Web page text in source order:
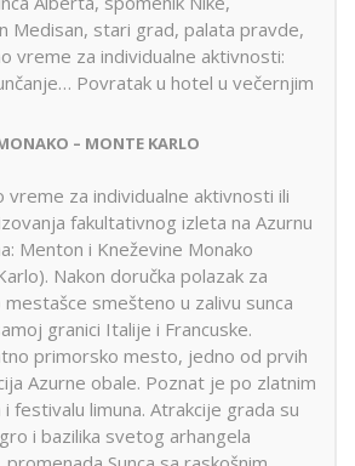
Medisan, stari grad, palata pravde,
vreme za individualne aktivnosti:
Povratak u hotel u večernjim
– MONTE KARLO
vreme za individualne aktivnosti ili
fakultativnog izleta na Azurnu
Menton i Kneževine Monako
Nakon doručka polazak za
smešteno u zalivu sunca
granici Italije i Francuske.
primorsko mesto, jedno od prvih
Azurne obale. Poznat je po zlatnim
i festivalu limuna. Atrakcije grada su
i bazilika svetog arhangela